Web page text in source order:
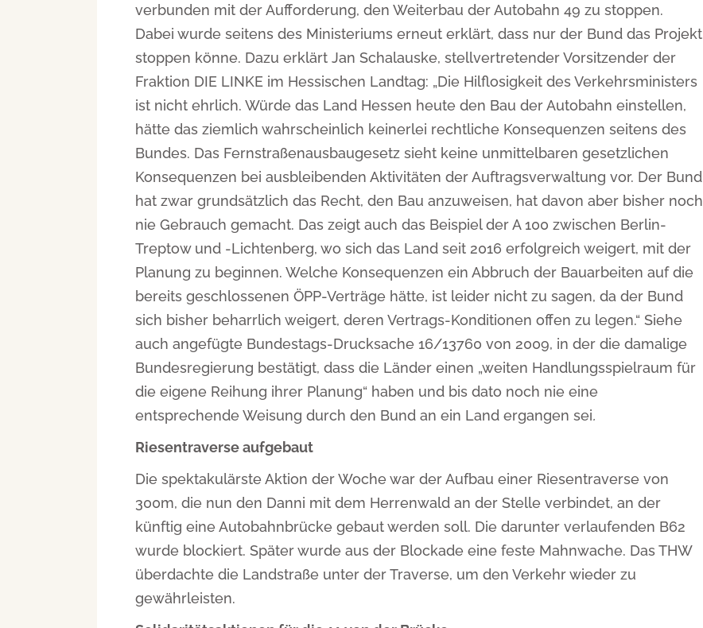
verbunden mit der Aufforderung, den Weiterbau der Autobahn 49 zu stoppen.
Dabei wurde seitens des Ministeriums erneut erklärt, dass nur der Bund das Projekt
stoppen könne. Dazu erklärt Jan Schalauske, stellvertretender Vorsitzender der
Fraktion DIE LINKE im Hessischen Landtag: „Die Hilflosigkeit des Verkehrsministers
ist nicht ehrlich. Würde das Land Hessen heute den Bau der Autobahn einstellen,
hätte das ziemlich wahrscheinlich keinerlei rechtliche Konsequenzen seitens des
Bundes. Das Fernstraßenausbaugesetz sieht keine unmittelbaren gesetzlichen
Konsequenzen bei ausbleibenden Aktivitäten der Auftragsverwaltung vor. Der Bund
hat zwar grundsätzlich das Recht, den Bau anzuweisen, hat davon aber bisher noch
nie Gebrauch gemacht. Das zeigt auch das Beispiel der A 100 zwischen Berlin-
Treptow und -Lichtenberg, wo sich das Land seit 2016 erfolgreich weigert, mit der
Planung zu beginnen. Welche Konsequenzen ein Abbruch der Bauarbeiten auf die
bereits geschlossenen ÖPP-Verträge hätte, ist leider nicht zu sagen, da der Bund
sich bisher beharrlich weigert, deren Vertrags-Konditionen offen zu legen.“ Siehe
auch angefügte Bundestags-Drucksache 16/13760 von 2009, in der die damalige
Bundesregierung bestätigt, dass die Länder einen „weiten Handlungsspielraum für
die eigene Reihung ihrer Planung“ haben und bis dato noch nie eine
entsprechende Weisung durch den Bund an ein Land ergangen sei.
Riesentraverse aufgebaut
Die spektakulärste Aktion der Woche war der Aufbau einer Riesentraverse von
300m, die nun den Danni mit dem Herrenwald an der Stelle verbindet, an der
künftig eine Autobahnbrücke gebaut werden soll. Die darunter verlaufenden B62
wurde blockiert. Später wurde aus der Blockade eine feste Mahnwache. Das THW
überdachte die Landstraße unter der Traverse, um den Verkehr wieder zu
gewährleisten.